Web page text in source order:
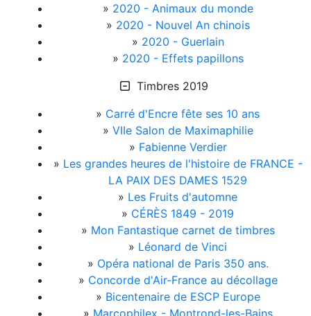
» 2020 - Animaux du monde
» 2020 - Nouvel An chinois
» 2020 - Guerlain
» 2020 - Effets papillons
Timbres 2019
» Carré d'Encre fête ses 10 ans
» VIIe Salon de Maximaphilie
» Fabienne Verdier
» Les grandes heures de l'histoire de FRANCE -
LA PAIX DES DAMES 1529
» Les Fruits d'automne
» CÉRÈS 1849 - 2019
» Mon Fantastique carnet de timbres
» Léonard de Vinci
» Opéra national de Paris 350 ans.
» Concorde d'Air-France au décollage
» Bicentenaire de ESCP Europe